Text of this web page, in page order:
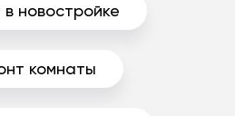
в новостройке
комнаты